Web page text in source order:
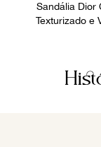
Sandália Dior
Texturizado e